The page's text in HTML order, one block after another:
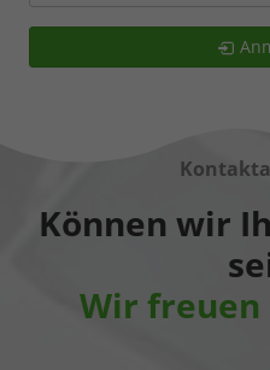
Können wir
Wir freuen